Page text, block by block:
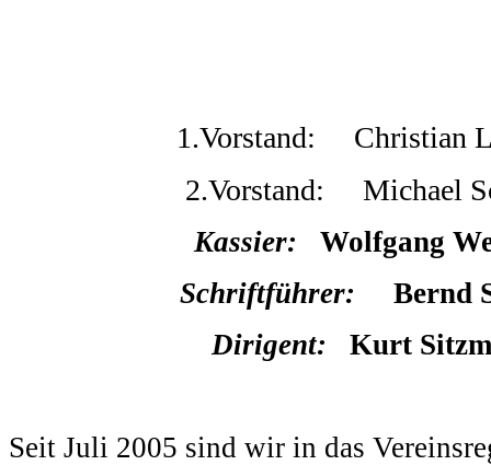
1.Vorstand: Christian
2.Vorstand: Michael
Kassier: Wolfgang
Schriftführer:
Bernd
Dirigent:
Kurt
Seit Juli 2005 sind wir in das